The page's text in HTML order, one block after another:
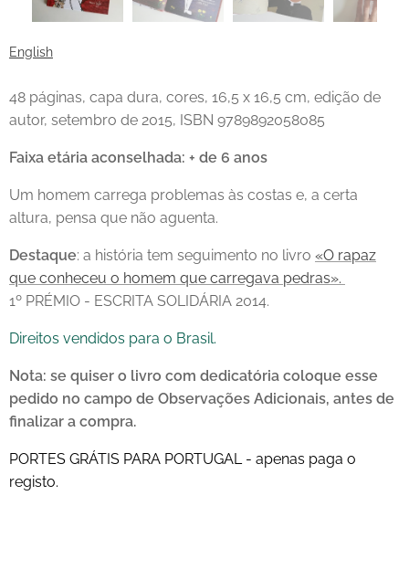
English
48 páginas, capa dura, cores, 16,5 x 16,5 cm, edição de
autor, setembro de 2015, ISBN 9789892058085
Faixa etária aconselhada: + de 6 anos
Um homem carrega problemas às costas e, a certa
altura, pensa que não aguenta.
Destaque: a história tem seguimento no livro «O rapaz
que conheceu o homem que carregava pedras».
1º PRÉMIO - ESCRITA SOLIDÁRIA 2014.
Direitos vendidos para o Brasil.
Nota: se quiser o livro com dedicatória coloque esse
pedido no campo de Observações Adicionais, antes de
finalizar a compra.
PORTES GRÁTIS PARA PORTUGAL - apenas paga o
registo.